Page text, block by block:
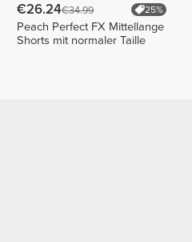
€26.24€34.99 25%
Peach Perfect FX Mittellange
Shorts mit normaler Taille